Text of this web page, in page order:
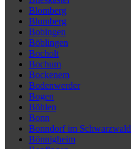
Blomberg
Blumberg
Bobingen
Böblingen
Bocholt
Bochum
Bockenem
Bodenwerder
Bogen
Böhlen
Bonn
Bonndorf im Schwarzwald
Bönnigheim